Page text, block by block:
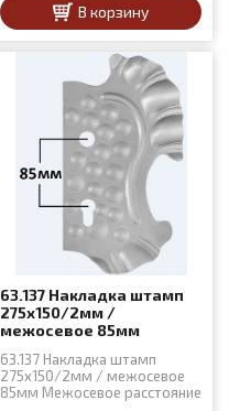
В корзину
63.137 Накладка штамп
275x150/2мм /
межосевое 85мм
63.137 Накладка штамп
275x150/2мм / межосевое
85мм Межосевое расстояние